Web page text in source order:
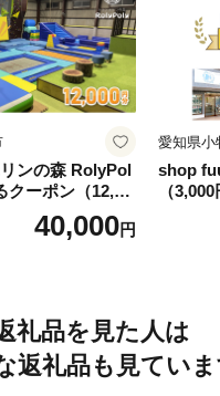
リンの森 RolyPol
クーポン（12,00
40,000円
愛知県小
shop
（3,000
礼品を見た人は
返礼品も見てい